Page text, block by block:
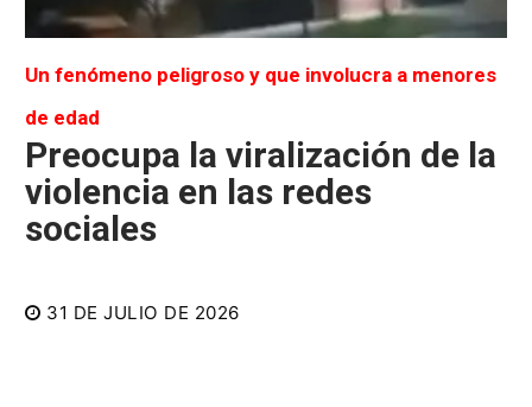
Un fenómeno peligroso y que involucra a menores
de edad
Preocupa la viralización de la
violencia en las redes
sociales
31 DE JULIO DE 2026